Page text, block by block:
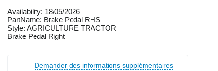
Availability: 18/05/2026
PartName: Brake Pedal RHS
Style: AGRICULTURE TRACTOR
Brake Pedal Right
Demander des informations supplémentaires